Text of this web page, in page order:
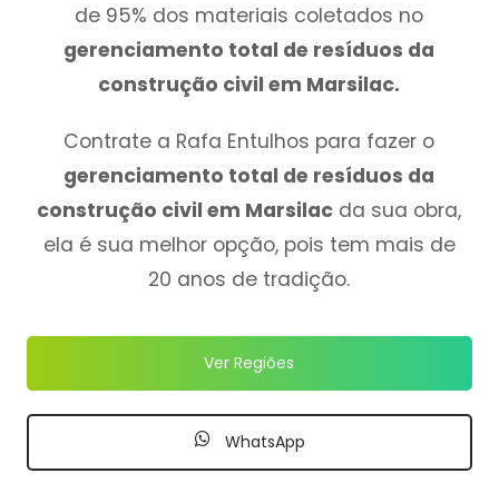
de 95% dos materiais coletados no
gerenciamento total de resíduos da
construção civil em Marsilac.
Contrate a Rafa Entulhos para fazer o
gerenciamento total de resíduos da
construção civil em Marsilac da sua obra,
ela é sua melhor opção, pois tem mais de
20 anos de tradição.
Ver Regiões
WhatsApp